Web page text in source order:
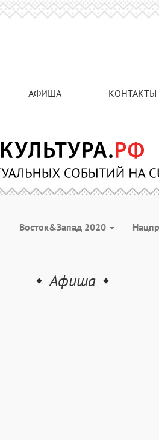
АФИША КОНТАКТЫ
Восток&Запад 2020
Афиша